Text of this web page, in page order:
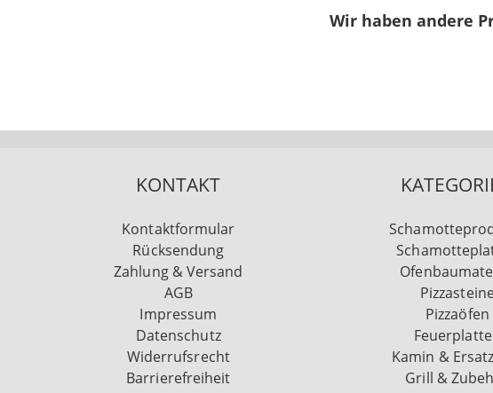
Wir haben andere
KONTAKT
Kontaktformular
Rücksendung
Zahlung & Versand
AGB
Impressum
Datenschutz
Widerrufsrecht
Barrierefreiheit
Pizzaöfen
Kamin &
Grill &